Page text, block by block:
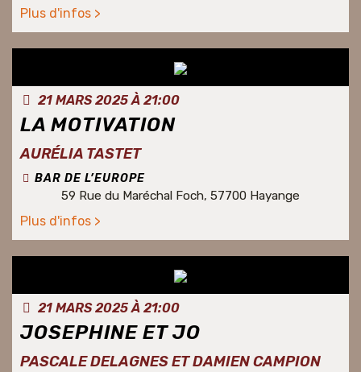
Plus d'infos >
21 MARS 2025 À 21:00
LA MOTIVATION
AURÉLIA TASTET
BAR DE L’EUROPE
59 Rue du Maréchal Foch, 57700 Hayange
Plus d'infos >
21 MARS 2025 À 21:00
JOSEPHINE ET JO
PASCALE DELAGNES ET DAMIEN CAMPION